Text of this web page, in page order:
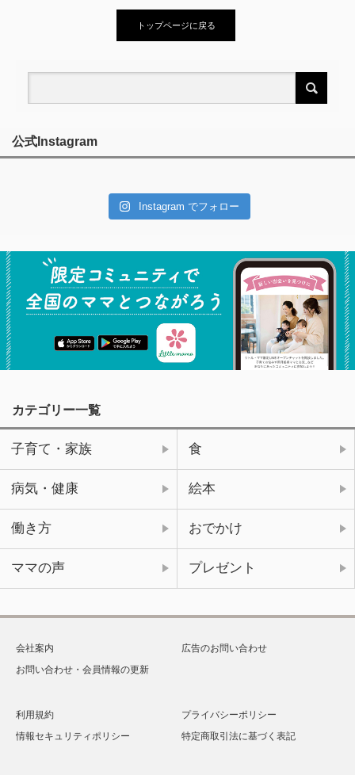
トップページに戻る
公式Instagram
Instagram でフォロー
カテゴリー一覧
子育て・家族 食
病気・健康 絵本
働き方 おでかけ
ママの声 プレゼント
会社案内
広告のお問い合わせ
お問い合わせ・会員情報の更新
利用規約
プライバシーポリシー
情報セキュリティポリシー
特定商取引法に基づく表記